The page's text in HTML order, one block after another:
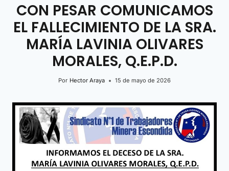
CON PESAR COMUNICAMOS
EL FALLECIMIENTO DE LA SRA.
MARÍA LAVINIA OLIVARES
MORALES, Q.E.P.D.
Por Hector Araya 15 de mayo de 2026